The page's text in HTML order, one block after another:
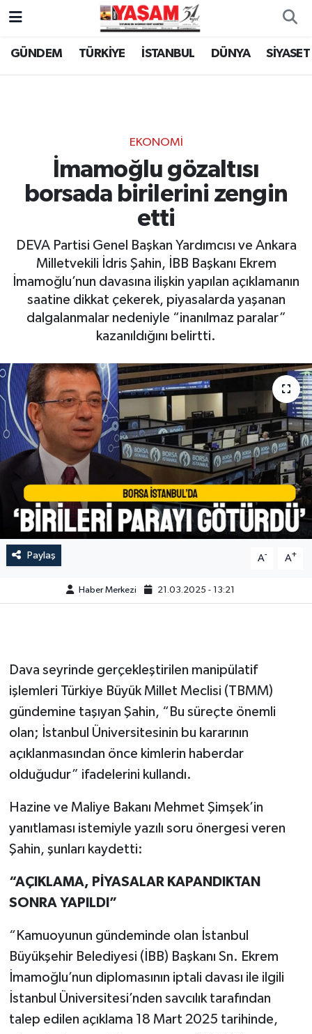
GÜNDEM TÜRKİYE İSTANBUL DÜNYA SİYASET
EKONOMİ
İmamoğlu gözaltısı
borsada birilerini zengin
etti
DEVA Partisi Genel Başkan Yardımcısı ve Ankara
Milletvekili İdris Şahin, İBB Başkanı Ekrem
İmamoğlu’nun davasına ilişkin yapılan açıklamanın
saatine dikkat çekerek, piyasalarda yaşanan
dalgalanmalar nedeniyle “inanılmaz paralar”
kazanıldığını belirtti.
Paylaş A- A+
Haber Merkezi 21.03.2025 - 13:21
Dava seyrinde gerçekleştirilen manipülatif
işlemleri Türkiye Büyük Millet Meclisi (TBMM)
gündemine taşıyan Şahin, “Bu süreçte önemli
olan; İstanbul Üniversitesinin bu kararının
açıklanmasından önce kimlerin haberdar
olduğudur” ifadelerini kullandı.
Hazine ve Maliye Bakanı Mehmet Şimşek’in
yanıtlaması istemiyle yazılı soru önergesi veren
Şahin, şunları kaydetti:
“AÇIKLAMA, PİYASALAR KAPANDIKTAN
SONRA YAPILDI”
“Kamuoyunun gündeminde olan İstanbul
Büyükşehir Belediyesi (İBB) Başkanı Sn. Ekrem
İmamoğlu’nun diplomasının iptali davası ile ilgili
İstanbul Üniversitesi’nden savcılık tarafından
talep edilen açıklama 18 Mart 2025 tarihinde,